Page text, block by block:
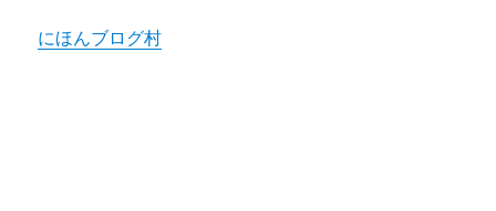
にほんブログ村